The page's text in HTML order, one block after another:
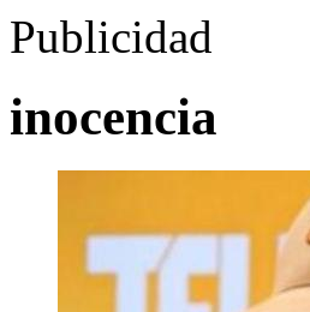
Publicidad
inocencia